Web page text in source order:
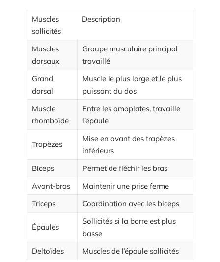
Muscles
sollicités
Description
Muscles
dorsaux
Groupe musculaire principal
travaillé
Grand
dorsal
Muscle le plus large et le plus
puissant du dos
Muscle
rhomboïde
Entre les omoplates, travaille
l’épaule
Trapèzes
Mise en avant des trapèzes
inférieurs
Biceps
Permet de fléchir les bras
Avant-bras
Maintenir une prise ferme
Triceps
Coordination avec les biceps
Épaules
Sollicités si la barre est plus
basse
Deltoïdes
Muscles de l’épaule sollicités